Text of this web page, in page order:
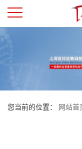
页
您当前的位置： 网站首
人肌球蛋白轻链